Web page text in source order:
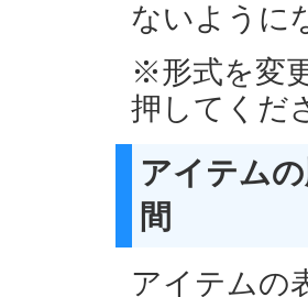
ないように
※形式を変
押してくだ
アイテム
間
アイテムの